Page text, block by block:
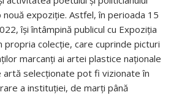
expoziție. Astfel, în perioada 15
își întâmpină publicul cu Expoziția
propria colecție, care cuprinde picturi
marcanți ai artei plastice naționale
artă selecționate pot fi vizionate în
a instituției, de marți până